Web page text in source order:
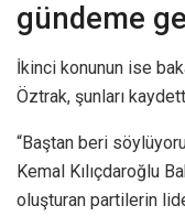
gündeme
İkinci konunun ise
Öztrak, şunları
“Baştan beri
Kemal Kılıçdaroğlu
oluşturan partilerin